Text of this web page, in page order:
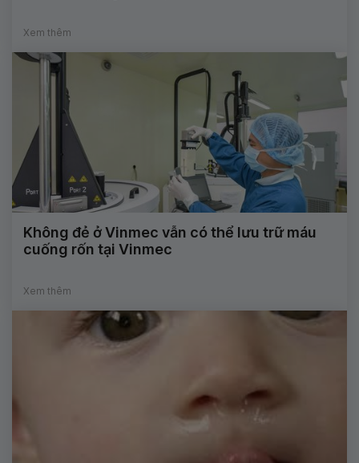
Xem thêm
Không đẻ ở Vinmec vẫn có thể lưu trữ máu
cuống rốn tại Vinmec
Xem thêm